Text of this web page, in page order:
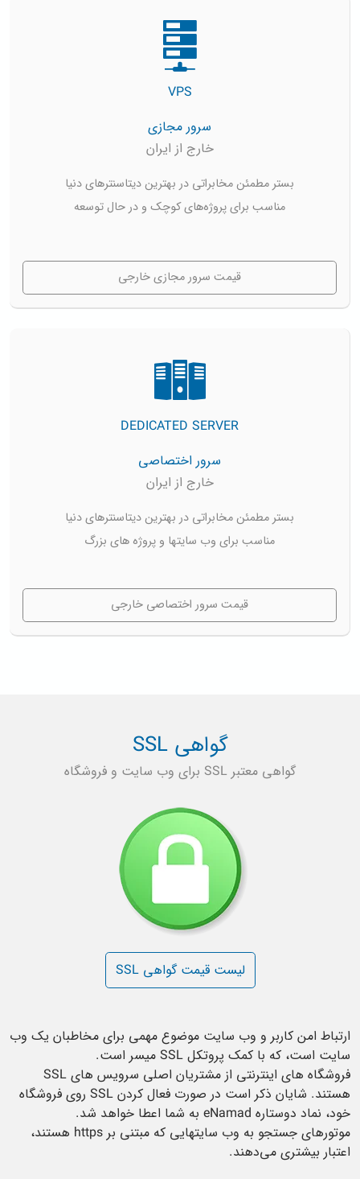
VPS
سرور مجازی
خارج از ایران
بستر مطمئن مخابراتی در بهترین دیتاسنترهای دنیا
مناسب برای پروژه‌های کوچک و در حال توسعه
قیمت سرور مجازی خارجی
DEDICATED SERVER
سرور اختصاصی
خارج از ایران
بستر مطمئن مخابراتی در بهترین دیتاسنترهای دنیا
مناسب برای وب سایتها و پروژه های بزرگ
قیمت سرور اختصاصی خارجی
گواهی SSL
گواهی معتبر SSL برای وب سایت و فروشگاه
لیست قیمت گواهی SSL
ارتباط امن کاربر و وب سایت موضوع مهمی برای مخاطبان یک وب
سایت است، که با کمک پروتکل SSL میسر است.
فروشگاه های اینترنتی از مشتریان اصلی سرویس های SSL
هستند. شایان ذکر است در صورت فعال کردن SSL روی فروشگاه
خود، نماد دوستاره eNamad به شما اعطا خواهد شد.
موتورهای جستجو به وب سایتهایی که مبتنی بر https هستند،
اعتبار بیشتری می‌دهند.